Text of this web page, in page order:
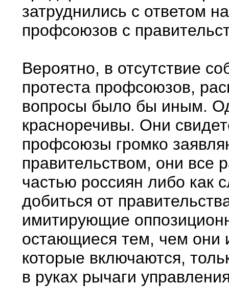
затруднились с ответом
профсоюзов с
Вероятно, в отсутствие
протеста профсоюзов,
вопросы было бы иным.
красноречивы. Они
профсоюзы громко
правительством, они все
частью россиян либо как
добиться от
имитирующие
остающиеся тем, чем
которые включаются,
в руках рычаги